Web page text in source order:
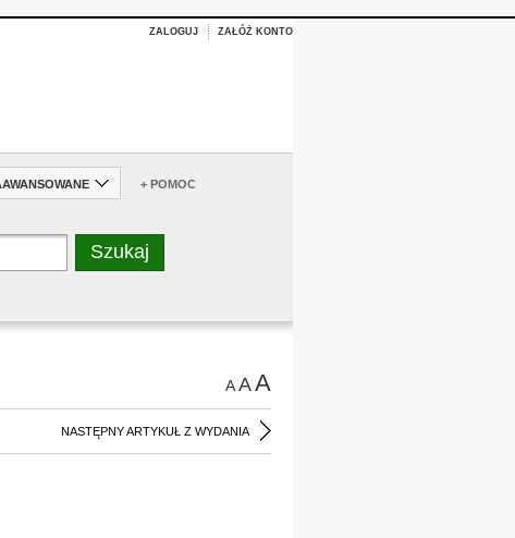
ZALOGUJ ZAŁÓŻ KONTO
+ POMOC
AAA
NASTĘPNY ARTYKUŁ Z WYDANIA